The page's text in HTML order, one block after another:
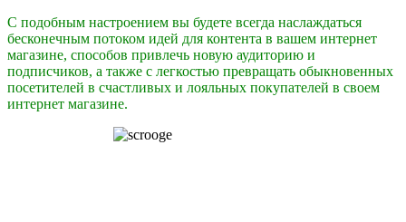
С подобным настроением вы будете всегда наслаждаться
бесконечным потоком идей для контента в вашем интернет
магазине, способов привлечь новую аудиторию и
подписчиков, а также с легкостью превращать обыкновенных
посетителей в счастливых и лояльных покупателей в своем
интернет магазине.